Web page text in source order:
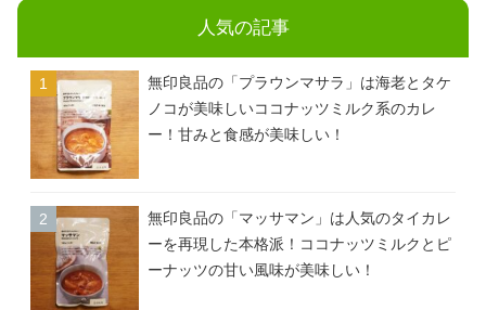
人気の記事
無印良品の「プラウンマサラ」は海老とタケ
ノコが美味しいココナッツミルク系のカレ
ー！甘みと食感が美味しい！
無印良品の「マッサマン」は人気のタイカレ
ーを再現した本格派！ココナッツミルクとピ
ーナッツの甘い風味が美味しい！